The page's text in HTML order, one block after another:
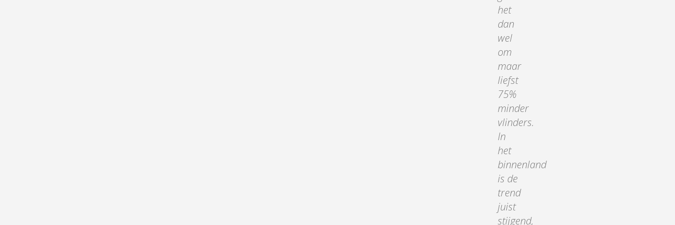
het
dan
wel
om
maar
liefst
75%
minder
vlinders.
In
het
binnenland
is de
trend
juist
stijgend,